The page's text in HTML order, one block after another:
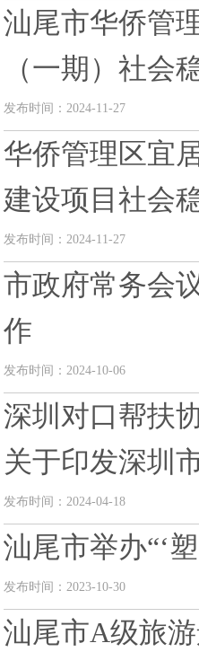
汕尾市华侨管
（一期）社会
发布时间：2024-11-27
华侨管理区宜
建设项目社会
发布时间：2024-11-27
市政府常务会
作
发布时间：2024-10-06
深圳对口帮扶
关于印发深圳
发布时间：2024-04-18
汕尾市举办“‘
发布时间：2023-10-30
汕尾市A级旅